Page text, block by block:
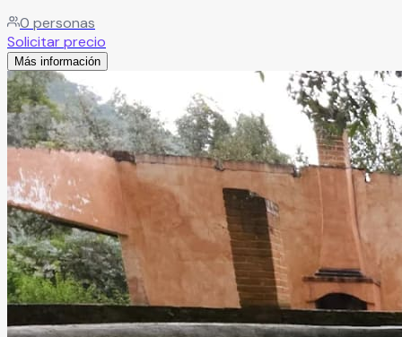
momentos inolvidables. Actualmente en proceso de
transformación y renovación, Amura Eventos prepara un
concepto único rodeado de naturaleza y elegancia, ideal
para bodas, aniversarios, eventos sociales y celebraciones
especiales llenas de estilo y exclusividad.
Leer más
0 personas
Solicitar precio
Más información